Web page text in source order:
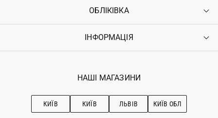
Контакти
Повернення
Гарантія
ОБЛІКІВКА
Увійти
Ostriv Club+
ІНФОРМАЦІЯ
Наші магазини
Рекомендації з догляду
НАШІ МАГАЗИНИ
КИЇВ КИЇВ ЛЬВІВ КИЇВ ОБЛ